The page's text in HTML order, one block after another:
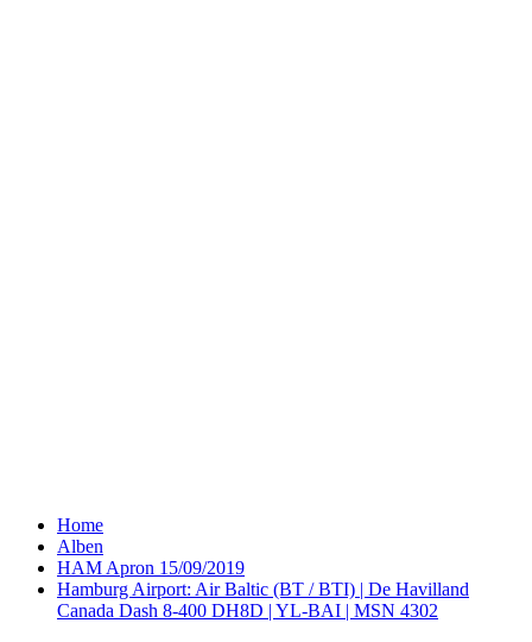
Home
Alben
HAM Apron 15/09/2019
Hamburg Airport: Air Baltic (BT / BTI) | De Havilland
Canada Dash 8-400 DH8D | YL-BAI | MSN 4302